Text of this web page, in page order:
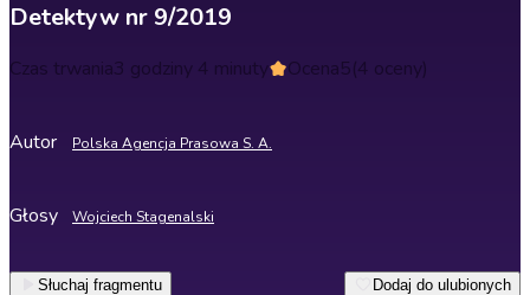
Detektyw nr 9/2019
Czas trwania3 godziny 4 minuty Ocena5(4 oceny)
Autor Polska Agencja Prasowa S. A.
Głosy Wojciech Stagenalski
Słuchaj fragmentu Dodaj do ulubionych